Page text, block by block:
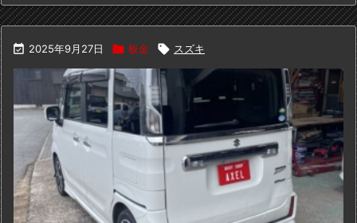
 2025年9月27日  板金  スズキ